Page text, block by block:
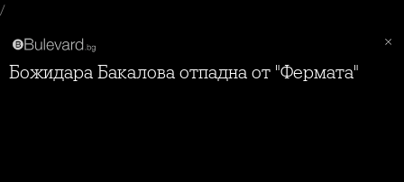
/
Божидара Бакалова отпадна от "Фермата"